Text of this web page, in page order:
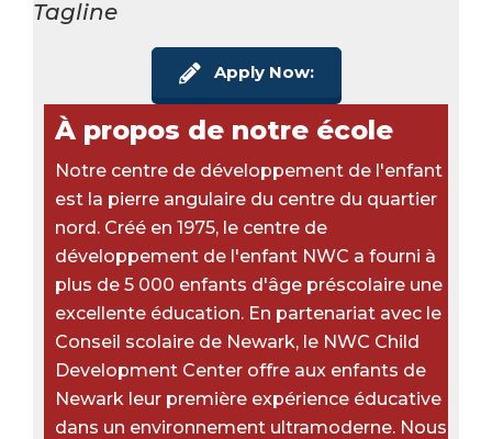
Tagline
Apply Now:
À propos de notre école
Notre centre de développement de l'enfant
est la pierre angulaire du centre du quartier
nord. Créé en 1975, le centre de
développement de l'enfant NWC a fourni à
plus de 5 000 enfants d'âge préscolaire une
excellente éducation. En partenariat avec le
Conseil scolaire de Newark, le NWC Child
Development Center offre aux enfants de
Newark leur première expérience éducative
dans un environnement ultramoderne. Nous